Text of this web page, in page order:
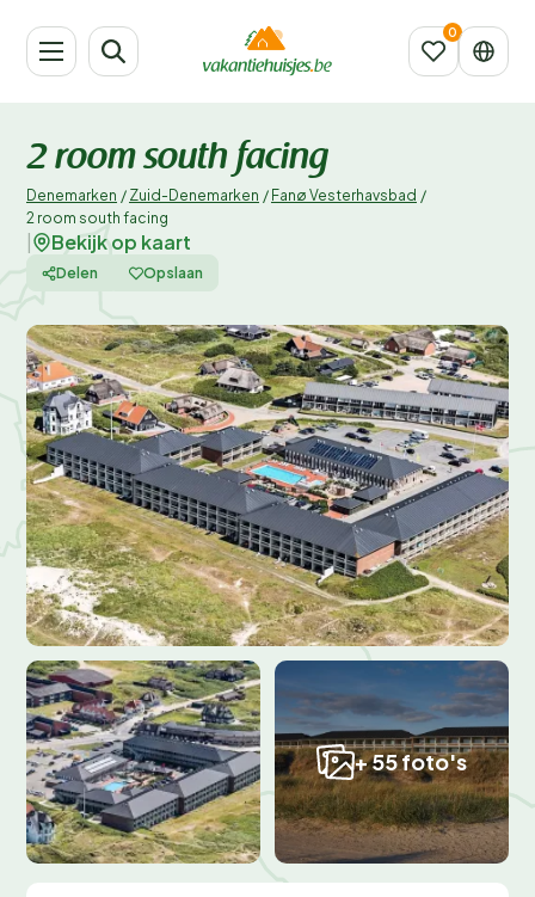
2 room south facing
Denemarken / Zuid-Denemarken / Fanø Vesterhavsbad /
2 room south facing
Bekijk op kaart
Delen Opslaan
+ 55 foto's